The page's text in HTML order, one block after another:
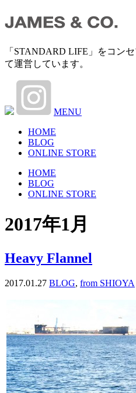
「STANDARD LIFE」をコン
て運営しています。
MENU
HOME
BLOG
ONLINE STORE
HOME
BLOG
ONLINE STORE
2017年1月
Heavy Flannel
2017.01.27 BLOG, from SHIOYA